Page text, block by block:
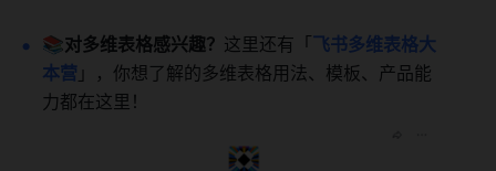
📚对多维表格感兴趣？ 这里还有「 飞书多维表格大
本营 」，你想了解的多维表格用法、模板、产品能
力都在这里！